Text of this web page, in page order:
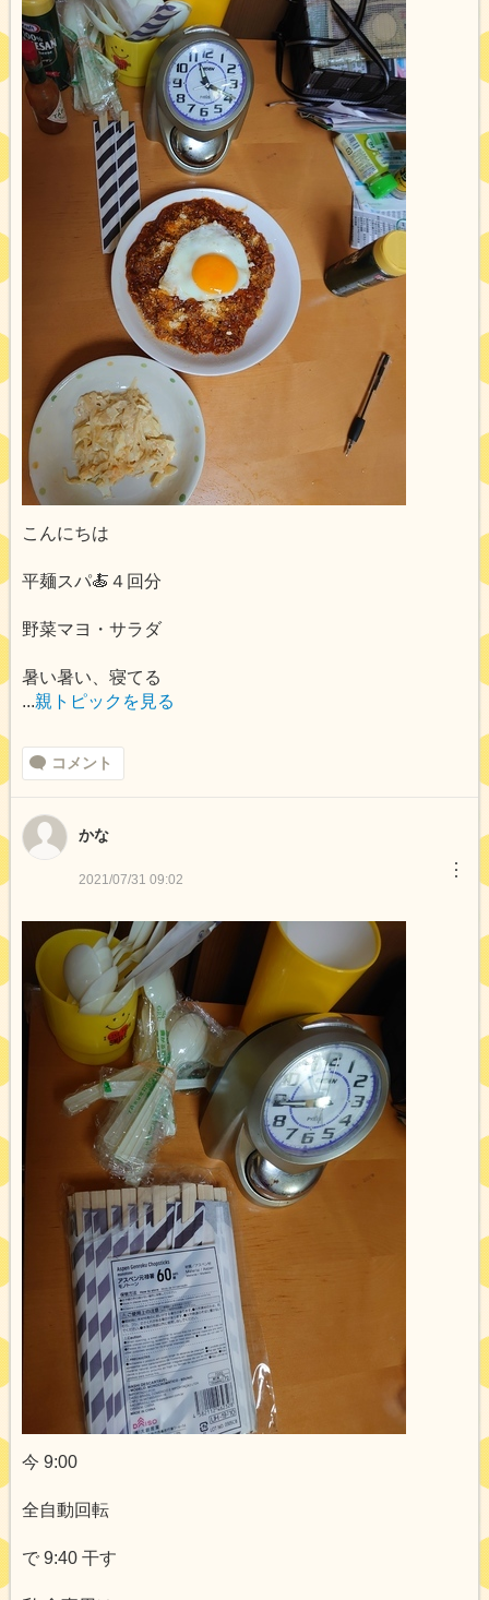
こんにちは
平麺スパ🍝４回分
野菜マヨ・サラダ
暑い暑い、寝てる
...親トピックを見る
コメント
かな
2021/07/31 09:02 ︙
今 9:00
全自動回転
で 9:40 干す